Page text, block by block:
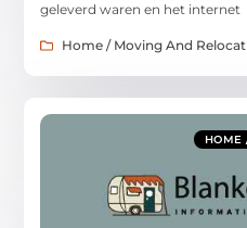
geleverd waren en het internet
Home / Moving And
HOME